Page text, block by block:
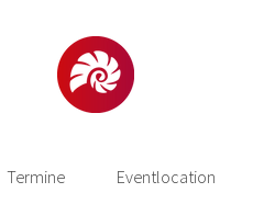
Termine Eventlocation